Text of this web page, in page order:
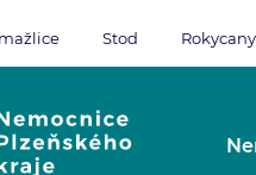
Stod Rokycany